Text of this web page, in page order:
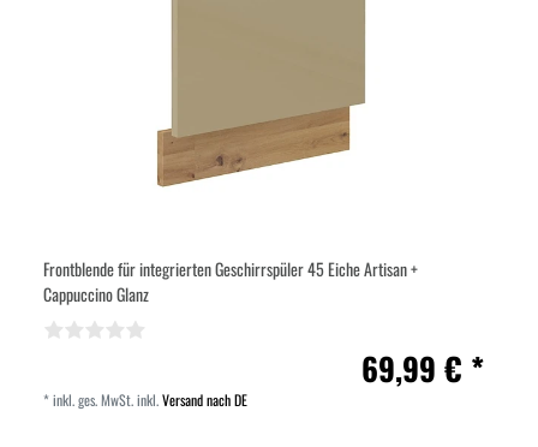
Frontblende für integrierten Geschirrspüler 45 Eiche Artisan +
Cappuccino Glanz
69,99 € *
*inkl. ges. MwSt.inkl.Versand nach DE